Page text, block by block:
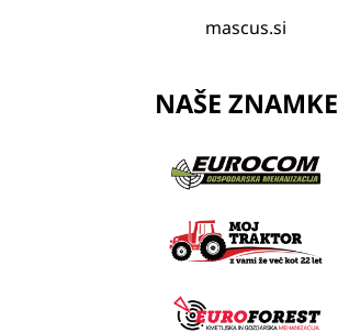
mascus.si
NAŠE ZNAMKE